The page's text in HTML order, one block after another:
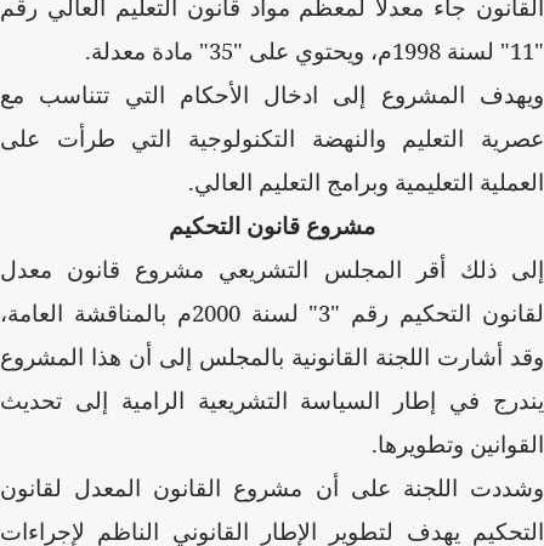
القانون جاء معدلاً لمعظم مواد قانون التعليم العالي رقم
"11" لسنة 1998م، ويحتوي على "35" مادة معدلة.
ويهدف المشروع إلى ادخال الأحكام التي تتناسب مع
عصرية التعليم والنهضة التكنولوجية التي طرأت على
العملية التعليمية وبرامج التعليم العالي.
مشروع قانون التحكيم
إلى ذلك أقر المجلس التشريعي مشروع قانون معدل
لقانون التحكيم رقم "3" لسنة 2000م بالمناقشة العامة،
وقد أشارت اللجنة القانونية بالمجلس إلى أن هذا المشروع
يندرج في إطار السياسة التشريعية الرامية إلى تحديث
القوانين وتطويرها.
وشددت اللجنة على أن مشروع القانون المعدل لقانون
التحكيم يهدف لتطوير الإطار القانوني الناظم لإجراءات